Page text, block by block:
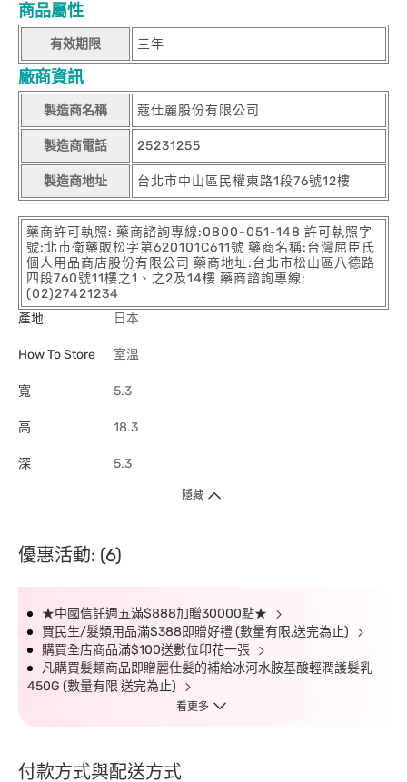
商品屬性
有效期限 三年
廠商資訊
製造商名稱 蔻仕麗股份有限公司
製造商電話 25231255
製造商地址 台北市中山區民權東路1段76號12樓
藥商許可執照: 藥商諮詢專線:0800-051-148 許可執照字
號:北市衛藥販松字第620101C611號 藥商名稱:台灣屈臣氏
個人用品商店股份有限公司 藥商地址:台北市松山區八德路
四段760號11樓之1、之2及14樓 藥商諮詢專線:
(02)27421234
產地
日本
How To Store 室溫
寬 5.3
高 18.3
深 5.3
隱藏
優惠活動: (6)
★中國信託週五滿$888加贈30000點★
買民生/髮類用品滿$388即贈好禮 (數量有限,送完為止)
購買全店商品滿$100送數位印花一張
凡購買髮類商品即贈麗仕髮的補給冰河水胺基酸輕潤護髮乳
450G (數量有限 送完為止)
看更多
付款方式與配送方式